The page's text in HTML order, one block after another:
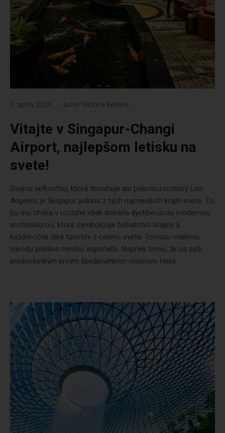
5. apríla 2024 autor Viktória Bellová
Vitajte v Singapur-Changi
Airport, najlepšom letisku na
svete!
Svojou veľkosťou, ktorá dosahuje asi polovicu rozlohy Los
Angeles, je Singapur jednou z tých najmenších krajín sveta. To,
čo mu chýba v rozlohe však doháňa dychberúcou modernou
architektúrou, ktorá symbolizuje bohatstvo krajiny a
každoročne láka turistov z celého sveta. Tomuto malému
národu pridáva mnoho superlatív. Napriek tomu, že sa pýši
predovšetkým prvým špirálovitýmm mostom Helix...